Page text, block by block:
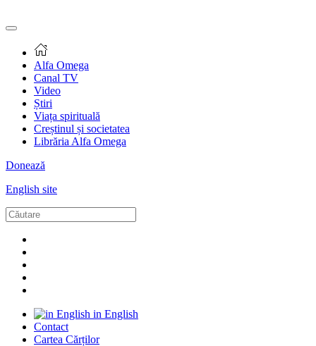
Alfa Omega
Canal TV
Video
Știri
Viața spirituală
Creștinul și societatea
Librăria Alfa Omega
Donează
English site
in English
Contact
Cartea Cărților